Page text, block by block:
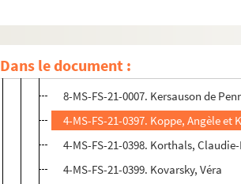
Dans le document :
4-MS-FS-21-0395. Karpelès, Suzanne
4-MS-FS-21-0396. Kergomard,
8-MS-FS-21-0007. Kersauson de
4-MS-FS-21-0397. Koppe, Angèle et
4-MS-FS-21-0398. Korthals,
4-MS-FS-21-0399. Kovarsky, Véra